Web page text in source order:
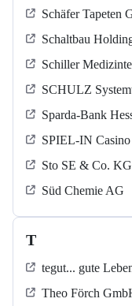
Schäfer Tapeten
Schaltbau
Schiller
SCHULZ
Sparda-Bank
SPIEL-IN
Sto SE & Co.
Süd Chemie AG
T
tegut... gute
Theo Förch